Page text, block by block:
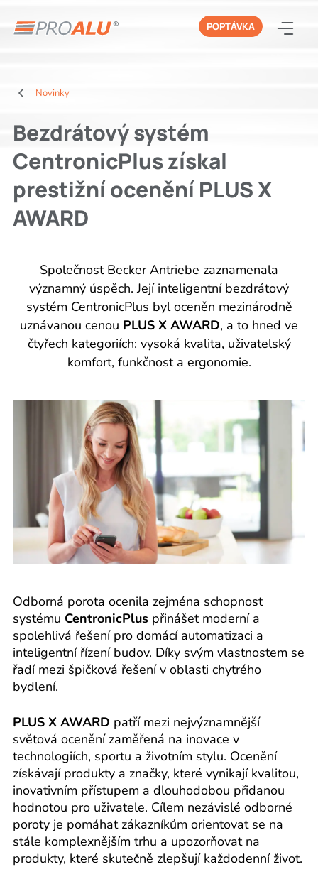
POPTÁVKA
Novinky
Bezdrátový systém
CentronicPlus získal
prestižní ocenění PLUS X
AWARD
Společnost Becker Antriebe zaznamenala
významný úspěch. Její inteligentní bezdrátový
systém CentronicPlus byl oceněn mezinárodně
uznávanou cenou PLUS X AWARD, a to hned ve
čtyřech kategoriích: vysoká kvalita, uživatelský
komfort, funkčnost a ergonomie.
Odborná porota ocenila zejména schopnost
systému CentronicPluspřinášet moderní a
spolehlivá řešení pro domácí automatizaci a
inteligentní řízení budov. Díky svým vlastnostem se
řadí mezi špičková řešení v oblasti chytrého
bydlení.
PLUS X AWARD patří mezi nejvýznamnější
světová ocenění zaměřená na inovace v
technologiích, sportu a životním stylu. Ocenění
získávají produkty a značky, které vynikají kvalitou,
inovativním přístupem a dlouhodobou přidanou
hodnotou pro uživatele. Cílem nezávislé odborné
poroty je pomáhat zákazníkům orientovat se na
stále komplexnějším trhu a upozorňovat na
produkty, které skutečně zlepšují každodenní život.